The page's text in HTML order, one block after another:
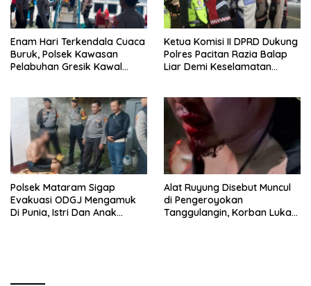
Enam Hari Terkendala Cuaca
Buruk, Polsek Kawasan
Pelabuhan Gresik Kawal
Ketua Komisi II DPRD Dukung
Polres Pacitan Razia Balap
Liar Demi Keselamatan
Polsek Mataram Sigap
Evakuasi ODGJ Mengamuk
Di Punia, Istri Dan Anak
Alat Ruyung Disebut Muncul
di Pengeroyokan
Tanggulangin, Korban Luka